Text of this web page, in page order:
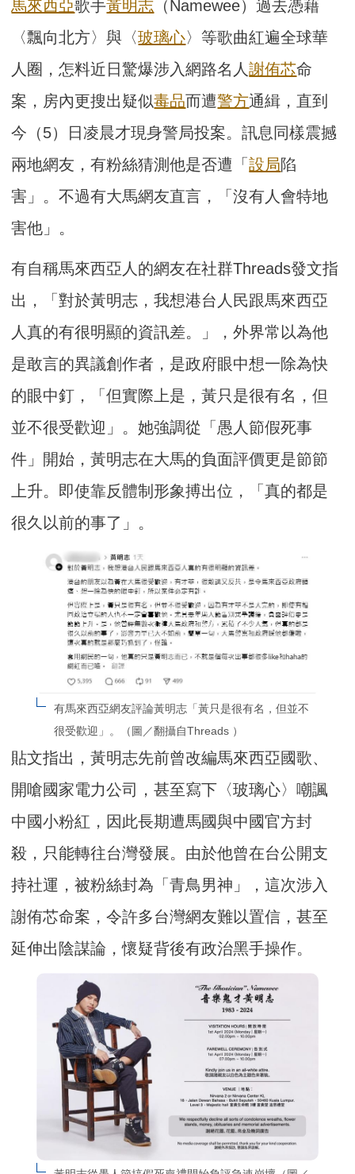
馬來西亞歌手黃明志 （Namewee）過去憑藉
〈飄向北方〉與〈玻璃心〉等歌曲紅遍全球華
人圈，怎料近日驚爆涉入網路名人謝侑芯命
案，房內更搜出疑似毒品而遭警方通緝，直到
今（5）日凌晨才現身警局投案。訊息同樣震撼
兩地網友，有粉絲猜測他是否遭「設局陷
害」。不過有大馬網友直言，「沒有人會特地
害他」。
有自稱馬來西亞人的網友在社群Threads發文指
出，「對於黃明志，我想港台人民跟馬來西亞
人真的有很明顯的資訊差。」，外界常以為他
是敢言的異議創作者，是政府眼中想一除為快
的眼中釘，「但實際上是，黃只是很有名，但
並不很受歡迎」。她強調從「愚人節假死事
件」開始，黃明志在大馬的負面評價更是節節
上升。即使靠反體制形象搏出位，「真的都是
很久以前的事了」。
有馬來西亞網友評論黃明志「黃只是很有名，但並不
很受歡迎」。（圖／翻攝自Threads ）
貼文指出，黃明志先前曾改編馬來西亞國歌、
開嗆國家電力公司，甚至寫下〈玻璃心〉嘲諷
中國小粉紅，因此長期遭馬國與中國官方封
殺，只能轉往台灣發展。由於他曾在台公開支
持社運，被粉絲封為「青鳥男神」，這次涉入
謝侑芯命案，令許多台灣網友難以置信，甚至
延伸出陰謀論，懷疑背後有政治黑手操作。